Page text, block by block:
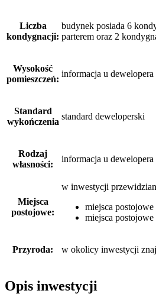
Liczba
kondygnacji:
budynek posiada 6
parterem oraz 2
Wysokość
pomieszczeń:
informacja u dewelopera
Standard
wykończenia
standard deweloperski
Rodzaj
własności:
informacja u dewelopera
Miejsca
postojowe:
w inwestycji
miejsca postojowe
miejsca postojowe
Przyroda: w okolicy inwestycji
Opis inwestycji